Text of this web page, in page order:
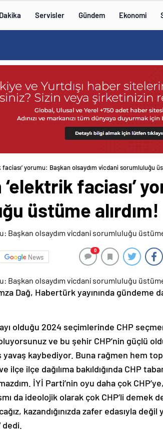
Servisler Gündem Ekonomi
faciası’ yorumu: Başkan olsaydım vicdani sorumluluğu
‘elektrik faciası’
üstüme alırdım!
News
0
Dağ, Habertürk yayınında gündeme
olduğu 2024 seçimlerinde CHP
ve bu şehir CHP’nin güçlü
yavaş kaybediyor. Buna rağmen hem
ilçe dağılıma bakıldığında CHP
İYİ Parti’nin oyu daha çok
da ideolojik olarak çok CHP’li demek
kazandığınızda zafer edasıyla değil
dedi.